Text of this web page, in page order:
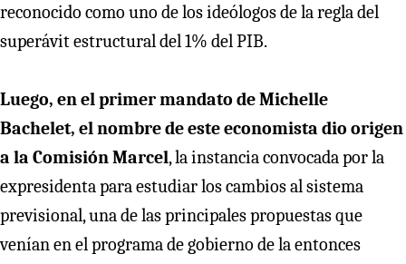
reconocido como uno de los ideólogos de la regla del
superávit estructural del 1% del PIB.
Luego, en el primer mandato de Michelle
Bachelet, el nombre de este economista dio origen
a la Comisión Marcel, la instancia convocada por la
expresidenta para estudiar los cambios al sistema
previsional, una de las principales propuestas que
venían en el programa de gobierno de la entonces